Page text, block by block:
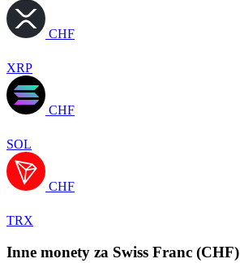
CHF
XRP
CHF
SOL
CHF
TRX
Inne monety za Swiss Franc (CHF)